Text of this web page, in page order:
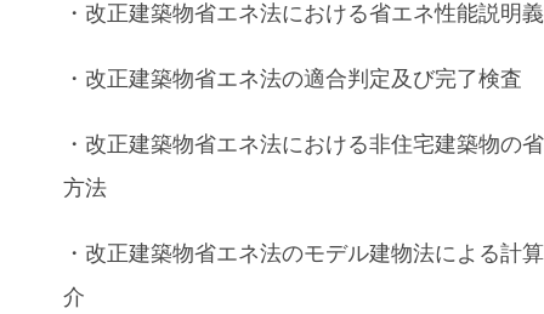
・改正建築物省エネ法における省エネ性能説明
・改正建築物省エネ法の適合判定及び完了検査
・改正建築物省エネ法における非住宅建築物の
方法
・改正建築物省エネ法のモデル建物法による計
介